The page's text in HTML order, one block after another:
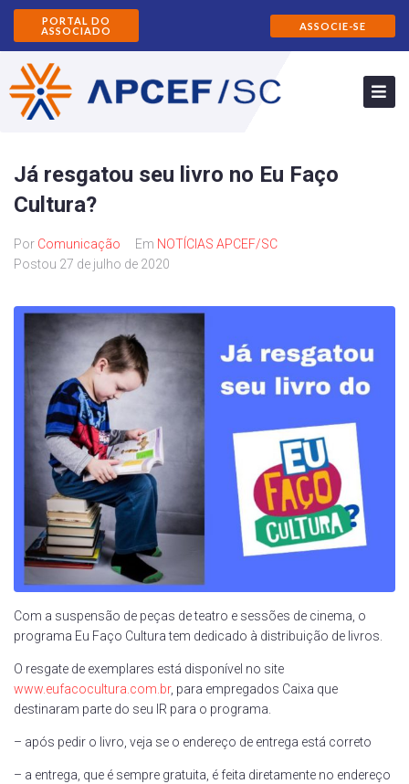
PORTAL DO
ASSOCIADO
ASSOCIE-SE
Já resgatou seu livro no Eu Faço
Cultura?
Por Comunicação Em NOTÍCIAS APCEF/SC
Postou 27 de julho de 2020
Com a suspensão de peças de teatro e sessões de cinema, o
programa Eu Faço Cultura tem dedicado à distribuição de livros.
O resgate de exemplares está disponível no site
www.eufacocultura.com.br, para empregados Caixa que
destinaram parte do seu IR para o programa.
– após pedir o livro, veja se o endereço de entrega está correto
– a entrega, que é sempre gratuita, é feita diretamente no endereço